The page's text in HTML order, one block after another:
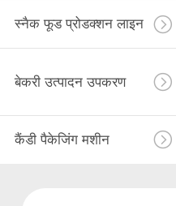
स्नैक फूड प्रोडक्शन लाइन
बेकरी उत्पादन उपकरण
कैंडी पैकेजिंग मशीन